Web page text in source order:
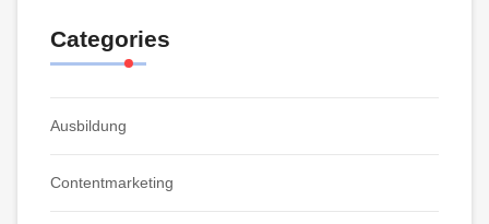
Categories
Ausbildung
Contentmarketing